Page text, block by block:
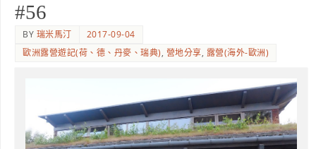
#56
BY 瑞米馬汀
2017-09-04
歐洲露營遊記(荷、德、丹麥、瑞典), 營地分享, 露營(海外-歐洲)